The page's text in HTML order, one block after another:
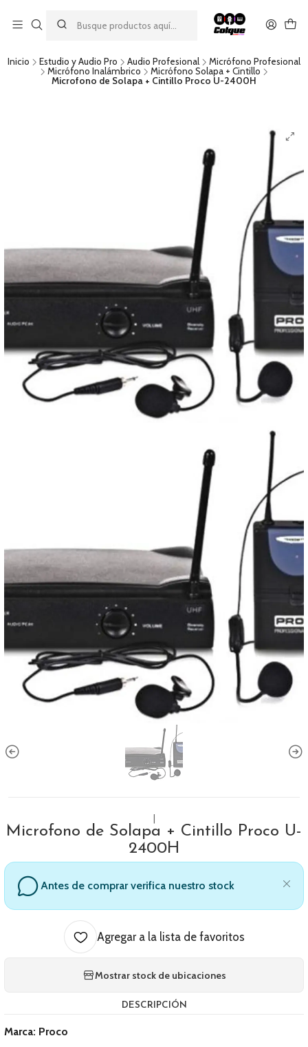
descuento por pago con transferencia bancaria
por una compra mínima de $49.990. Este descuento no es
acumulable a otras promociones ni aplicable a gastos de envío.
Inicio Estudio y Audio Pro Audio Profesional
Micrófono Profesional
Micrófono Inalámbrico
Micrófono Solapa + Cintillo
Microfono de Solapa + Cintillo Proco U-2400H
Microfono de Solapa + Cintillo Proco U-
2400H
Antes de comprar verifica nuestro stock
Agregar a la lista de favoritos
Mostrar stock de ubicaciones
DESCRIPCIÓN
Marca: Proco